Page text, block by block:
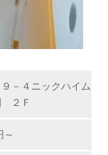
－４ニックハイム
２Ｆ
～